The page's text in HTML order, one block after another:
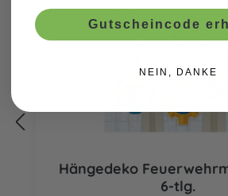
Hängedeko
6-tlg.
Gutscheincode
NEIN, DANKE